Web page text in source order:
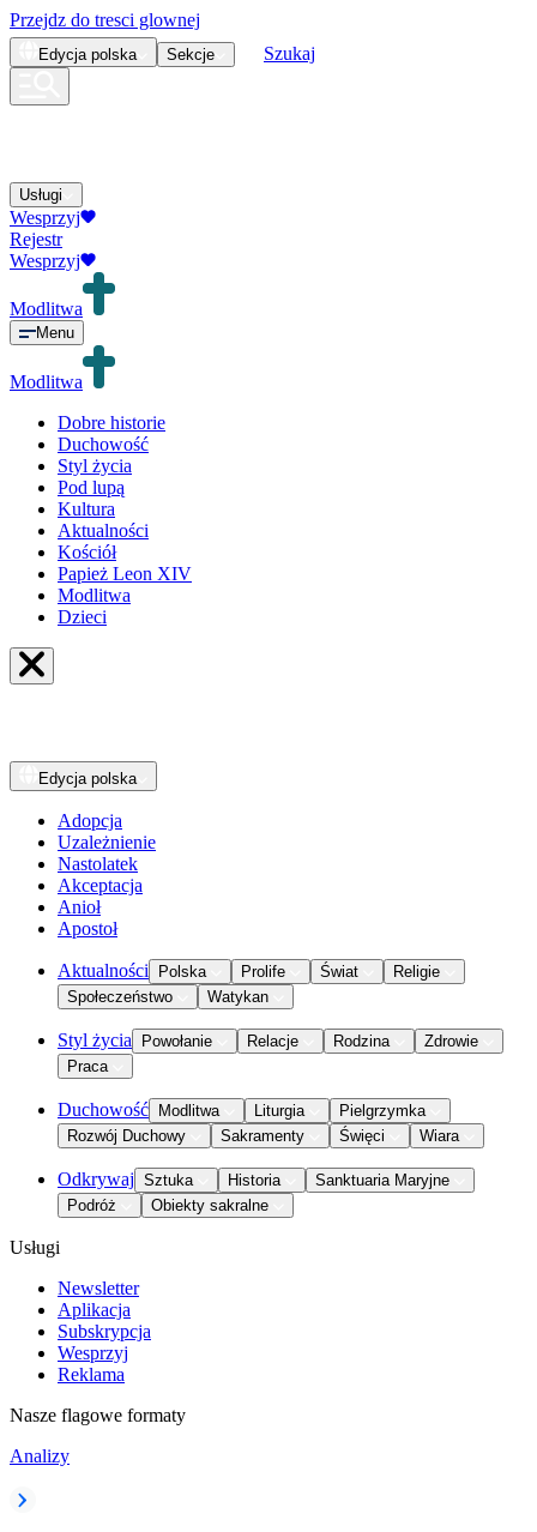
Przejdz do tresci glownej
Edycja polska Sekcje Szukaj
Usługi
Wesprzyj
Rejestr
Wesprzyj
Modlitwa
Menu
Modlitwa
Dobre historie
Duchowość
Styl życia
Pod lupą
Kultura
Aktualności
Kościół
Papież Leon XIV
Modlitwa
Dzieci
Edycja polska
Adopcja
Uzależnienie
Nastolatek
Akceptacja
Anioł
Apostoł
Aktualności Polska Prolife Świat
Religie
Społeczeństwo
Watykan
Styl życia Powołanie Relacje Rodzina
Zdrowie
Praca
Duchowość Modlitwa Liturgia
Pielgrzymka
Rozwój Duchowy
Sakramenty Święci Wiara
Odkrywaj Sztuka Historia
Sanktuaria Maryjne
Podróż
Obiekty sakralne
Usługi
Newsletter
Aplikacja
Subskrypcja
Wesprzyj
Reklama
Nasze flagowe formaty
Analizy